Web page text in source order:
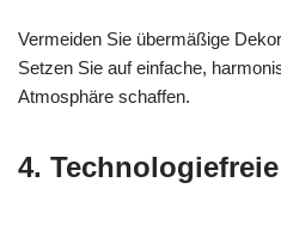
Vermeiden Sie übermäßige
Setzen Sie auf einfache,
Atmosphäre schaffen.
4.